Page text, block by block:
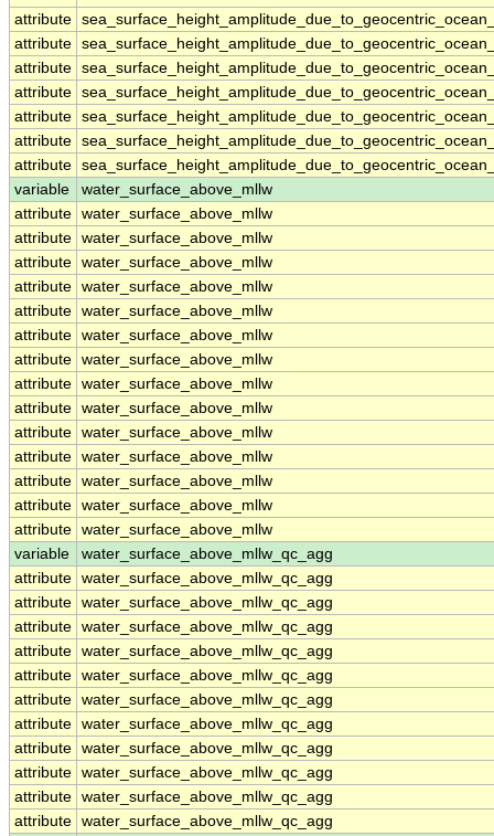
attribute
attribute
attribute
attribute
attribute
attribute
attribute
variable
water_surface_above_mllw
attribute water_surface_above_mllw
attribute water_surface_above_mllw
attribute water_surface_above_mllw
attribute water_surface_above_mllw
attribute water_surface_above_mllw
attribute water_surface_above_mllw
attribute water_surface_above_mllw
attribute water_surface_above_mllw
attribute water_surface_above_mllw
attribute water_surface_above_mllw
attribute water_surface_above_mllw
attribute water_surface_above_mllw
attribute water_surface_above_mllw
attribute water_surface_above_mllw
variable
water_surface_above_mllw_qc_agg
attribute water_surface_above_mllw_qc_agg
attribute water_surface_above_mllw_qc_agg
attribute water_surface_above_mllw_qc_agg
attribute water_surface_above_mllw_qc_agg
attribute water_surface_above_mllw_qc_agg
attribute water_surface_above_mllw_qc_agg
attribute water_surface_above_mllw_qc_agg
attribute water_surface_above_mllw_qc_agg
attribute water_surface_above_mllw_qc_agg
attribute water_surface_above_mllw_qc_agg
attribute water_surface_above_mllw_qc_agg